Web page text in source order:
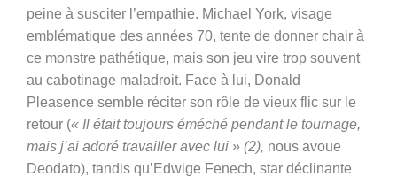
peine à susciter l’empathie. Michael York, visage
emblématique des années 70, tente de donner chair à
ce monstre pathétique, mais son jeu vire trop souvent
au cabotinage maladroit. Face à lui, Donald
Pleasence semble réciter son rôle de vieux flic sur le
retour (« Il était toujours éméché pendant le tournage,
mais j’ai adoré travailler avec lui » (2), nous avoue
Deodato), tandis qu’Edwige Fenech, star déclinante